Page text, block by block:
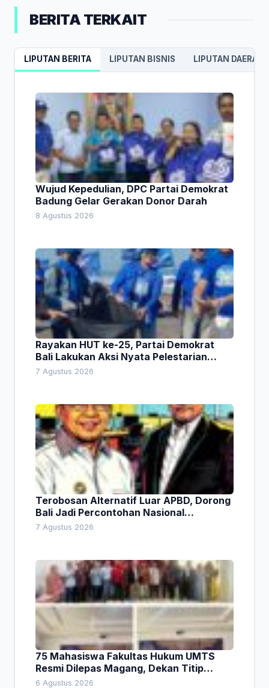
BERITA TERKAIT
LIPUTAN BERITA LIPUTAN BISNIS LIPUTAN DAERAH
Wujud Kepedulian, DPC Partai Demokrat
Badung Gelar Gerakan Donor Darah
8 Agustus 2026
Rayakan HUT ke-25, Partai Demokrat
Bali Lakukan Aksi Nyata Pelestarian
Lingkungan
7 Agustus 2026
Terobosan Alternatif Luar APBD, Dorong
Bali Jadi Percontohan Nasional
Pembiayaan Daerah
7 Agustus 2026
75 Mahasiswa Fakultas Hukum UMTS
Resmi Dilepas Magang, Dekan Titip
Empat Pesan Penting
6 Agustus 2026